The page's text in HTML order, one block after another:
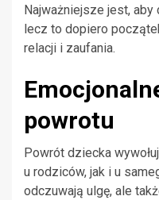
Najważniejsze jest,
lecz to dopiero
relacji i zaufania.
powrotu
Powrót dziecka
u rodziców, jak i u
odczuwają ulgę, ale